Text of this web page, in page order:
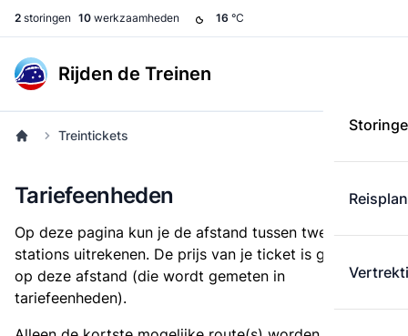
2 storingen 10 werkzaamheden 16 °C
Rijden de Treinen
Treintickets
Tariefeenheden
Op deze pagina kun je de afstand tussen twee
stations uitrekenen. De prijs van je ticket is gebaseerd
op deze afstand (die wordt gemeten in
tariefeenheden).